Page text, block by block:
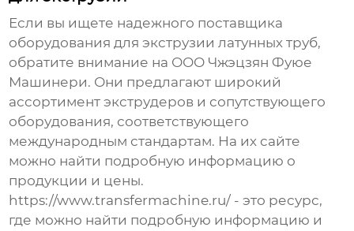
Если вы ищете надежного поставщика
оборудования для экструзии латунных труб,
обратите внимание на ООО Чжэцзян Фуюе
Машинери. Они предлагают широкий
ассортимент экструдеров и сопутствующего
оборудования, соответствующего
международным стандартам. На их сайте
можно найти подробную информацию о
продукции и цены.
https://www.transfermachine.ru/ - это ресурс,
где можно найти подробную информацию и